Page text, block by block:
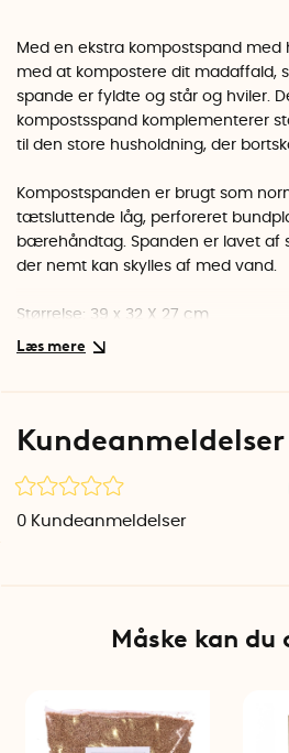
Med en ekstra kompostspand
med at kompostere dit madaffald,
spande er fyldte og står og hviler.
kompostsspand komplementerer
til den store husholdning, der
Kompostspanden er brugt som
tætsluttende låg, perforeret
bærehåndtag. Spanden er lavet af
der nemt kan skylles af med vand.
Størrelse: 39 x 32 X 27 cm
Volumen: 16 liter
ikke ved køb af den ekstra Bokashi
Kundeanmeldelser
0 Kundeanmeldelser
Måske kan du